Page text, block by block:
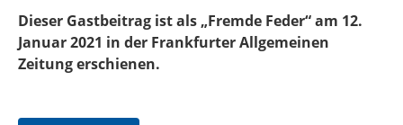
Dieser Gastbeitrag ist als „Fremde Feder“ am 12.
Januar 2021 in der Frankfurter Allgemeinen
Zeitung erschienen.